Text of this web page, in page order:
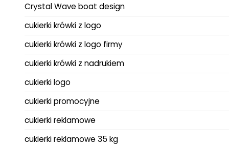
Crystal Wave boat design
cukierki krówki z logo
cukierki krówki z logo firmy
cukierki krówki z nadrukiem
cukierki logo
cukierki promocyjne
cukierki reklamowe
cukierki reklamowe 35 kg